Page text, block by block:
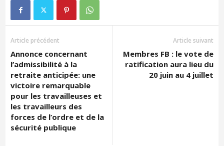
Article précédent
Annonce concernant
l’admissibilité à la
retraite anticipée: une
victoire remarquable
pour les travailleuses et
les travailleurs des
forces de l’ordre et de la
sécurité publique
Article suivant
Membres FB : le vote de
ratification aura lieu du
20 juin au 4 juillet